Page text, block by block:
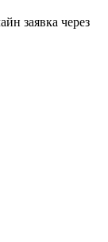
заявка через